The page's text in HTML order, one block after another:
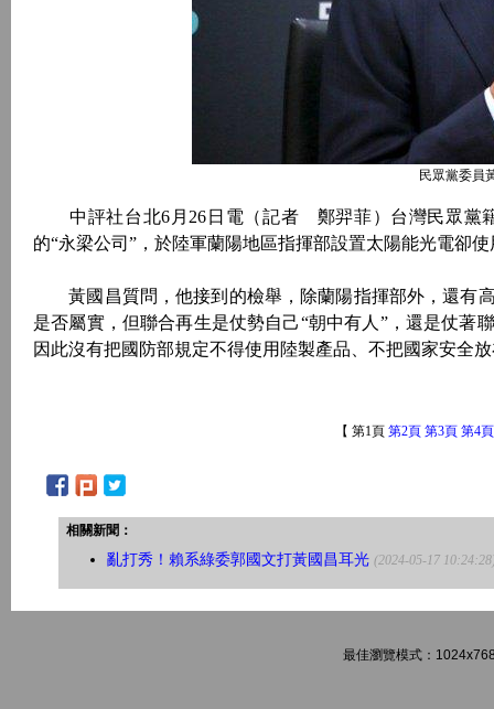
民眾黨委員
中評社台北6月26日電（記者 鄭羿菲）台灣民眾黨籍
的“永梁公司”，於陸軍蘭陽地區指揮部設置太陽能光電卻
黃國昌質問，他接到的檢舉，除蘭陽指揮部外，還有
是否屬實，但聯合再生是仗勢自己“朝中有人”，還是仗著
因此沒有把國防部規定不得使用陸製產品、不把國家安全
【 第1頁 第2頁 第3頁 第4頁
相關新聞：
亂打秀！賴系綠委郭國文打黃國昌耳光 (2024-05-17
最佳瀏覽模式：